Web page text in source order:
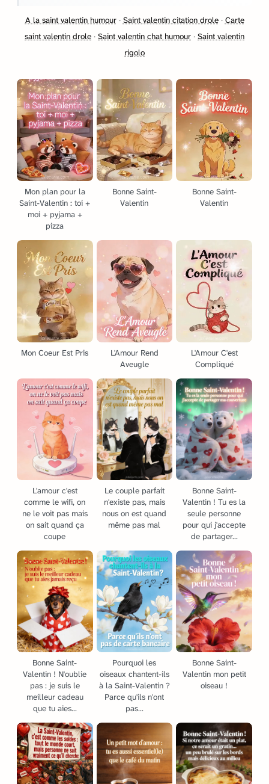
A la saint valentin humour· Saint valentin citation drole· Carte
saint valentin drole · Saint valentin chat humour · Saint valentin
rigolo
Mon plan pour la
Saint-Valentin : toi +
moi + pyjama +
pizza
Bonne Saint-
Valentin
Bonne Saint-
Valentin
Mon Coeur Est Pris
L'Amour Rend
Aveugle
L'Amour C'est
Compliqué
L'amour c'est
comme le wifi, on
ne le voit pas mais
on sait quand ça
coupe
Le couple parfait
n'existe pas, mais
nous on est quand
même pas mal
Bonne Saint-
Valentin ! Tu es la
seule personne
pour qui j'accepte
de partager...
Bonne Saint-
Valentin ! N'oublie
pas : je suis le
meilleur cadeau
que tu aies...
Pourquoi les
oiseaux chantent-ils
à la Saint-Valentin ?
Parce qu'ils n'ont
pas...
Bonne Saint-
Valentin mon petit
oiseau !